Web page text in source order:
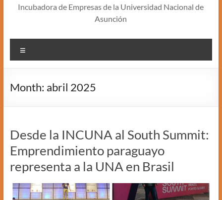
Incubadora de Empresas de la Universidad Nacional de
Asunción
Month: abril 2025
Desde la INCUNA al South Summit:
Emprendimiento paraguayo
representa a la UNA en Brasil